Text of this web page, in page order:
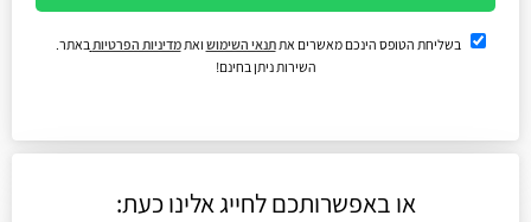
בשליחת הטופס הינכם מאשרים אתתנאי השימוש ואתמדיניות הפרטיותבאתר.
השירות ניתן בחינם!
או באפשרותכם לחייג אלינו כעת: